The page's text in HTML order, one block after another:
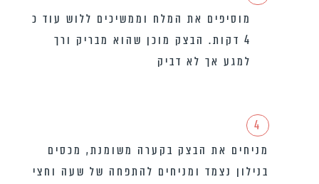
מוסיפים את המלח וממשיכים ללוש עוד כ
4 דקות. הבצק מוכן שהוא מבריק ורך
למגע אך לא דביק
4
מניחים את הבצק בקערה משומנת, מכסים
בנילון נצמד ומניחים להתפחה של שעה וחצי